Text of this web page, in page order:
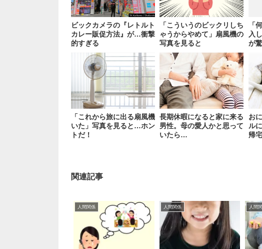
ビックカメラの『レトルト
カレー販促方法』が…衝撃
的すぎる
「こういうのビックリしち
ゃうからやめて」扇風機の
写真を見ると
「
入
が
「これから旅に出る扇風機
いた」写真を見ると…ホン
トだ！
長期休暇になると家に来る
男性。母の愛人かと思って
いたら…
お
ル
帰
関連記事
人間関係 人間関係 人間